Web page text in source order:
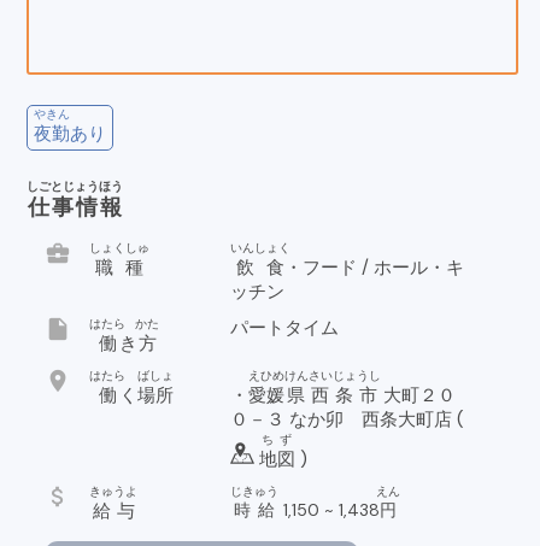
夜勤
やきん
あり
仕事情報
しごとじょうほう
business_center
職種
しょくしゅ
飲食
いんしょく
・フード / ホール・キ
ッチン
insert_drive_file
働
はたら
き 方
かた パートタイム
location_on
働
はたら
く場所
ばしょ
・ 愛媛
えひめ
県
けん
西条市
さいじょうし
大町２０
０－３ なか卯 西条大町店 (
地図
ちず
)
attach_money
給与
きゅうよ
時給
じきゅう
1,150 ~ 1,438円
えん